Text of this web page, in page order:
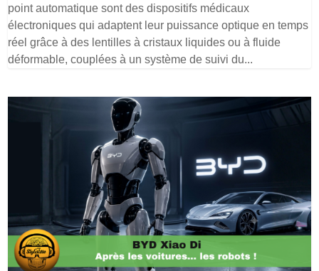
point automatique sont des dispositifs médicaux
électroniques qui adaptent leur puissance optique en temps
réel grâce à des lentilles à cristaux liquides ou à fluide
déformable, couplées à un système de suivi du...